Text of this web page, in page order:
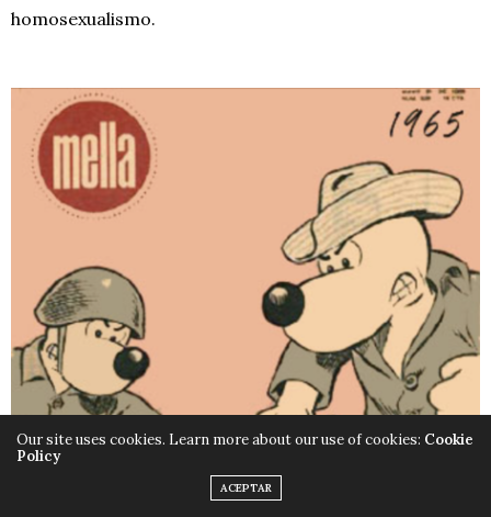
homosexualismo.
Our site uses cookies. Learn more about our use of cookies: Cookie
Policy
ACEPTAR